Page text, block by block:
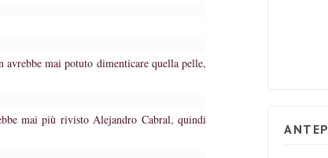
mai potuto dimenticare quella pelle,
mai più rivisto Alejandro Cabral, quindi